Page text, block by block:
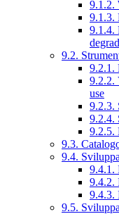
9.1.2.
9.1.3.
9.1.4.
9.2.
9.2.1.
9.2.2.
use
9.2.3.
9.2.4.
9.2.5.
9.3.
9.4.
9.4.1.
9.4.2.
9.4.3.
9.5.